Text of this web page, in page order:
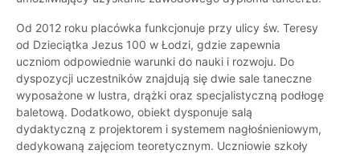
Od 2012 roku placówka funkcjonuje przy ulicy św. Teresy
od Dzieciątka Jezus 100 w Łodzi, gdzie zapewnia
uczniom odpowiednie warunki do nauki i rozwoju. Do
dyspozycji uczestników znajdują się dwie sale taneczne
wyposażone w lustra, drążki oraz specjalistyczną podłogę
baletową. Dodatkowo, obiekt dysponuje salą
dydaktyczną z projektorem i systemem nagłośnieniowym,
dedykowaną zajęciom teoretycznym. Uczniowie szkoły